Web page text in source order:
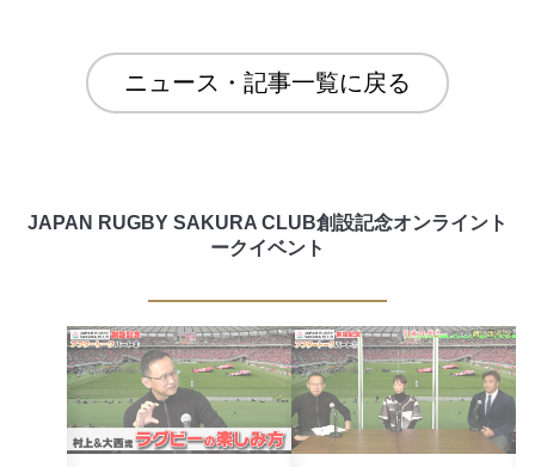
ニュース・記事一覧に戻る
JAPAN RUGBY SAKURA CLUB創設記念オンライント
ークイベント